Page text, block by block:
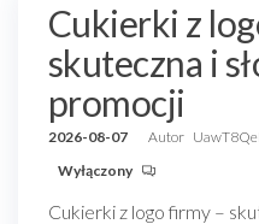
Cukierki z
skuteczna i
promocji
2026-08-07 Autor
Wyłączony
Cukierki z logo firmy –